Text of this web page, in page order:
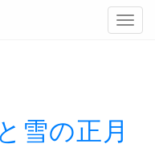
T
o
雪の正月